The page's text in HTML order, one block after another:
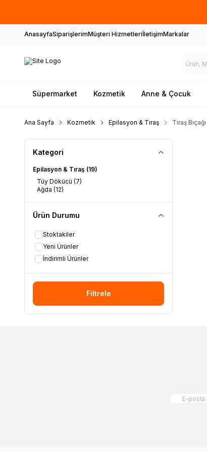
AnasayfaSiparişlerimMüşteri HizmetleriİletişimMarkalar
Süpermarket Kozmetik Anne & Çocuk
Ana Sayfa Kozmetik Epilasyon & Tıraş Tıraş Bıçağı
Kategori
Epilasyon & Tıraş (19)
Tüy Dökücü (7)
Ağda (12)
Ürün Durumu
Stoktakiler
Yeni Ürünler
İndirimli Ürünler
Filtrele